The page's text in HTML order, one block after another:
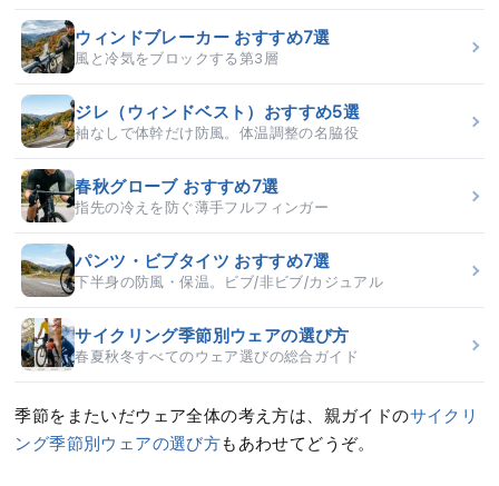
ウィンドブレーカー おすすめ7選
風と冷気をブロックする第3層
ジレ（ウィンドベスト）おすすめ5選
袖なしで体幹だけ防風。体温調整の名脇役
春秋グローブ おすすめ7選
指先の冷えを防ぐ薄手フルフィンガー
パンツ・ビブタイツ おすすめ7選
下半身の防風・保温。ビブ/非ビブ/カジュアル
サイクリング季節別ウェアの選び方
春夏秋冬すべてのウェア選びの総合ガイド
季節をまたいだウェア全体の考え方は、親ガイドのサイクリ
ング季節別ウェアの選び方もあわせてどうぞ。